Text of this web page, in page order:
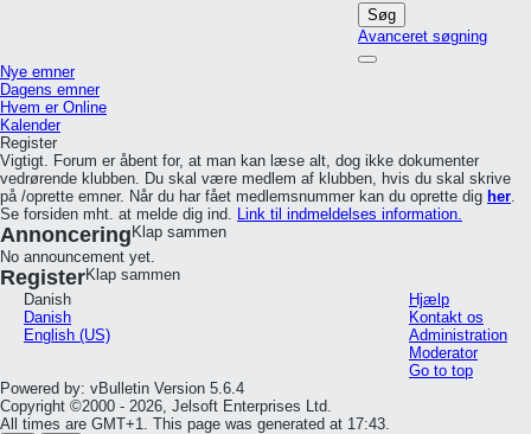
Søg
Avanceret søgning
Nye emner
Dagens emner
Hvem er Online
Kalender
Register
Vigtigt. Forum er åbent for, at man kan læse alt, dog ikke dokumenter
vedrørende klubben. Du skal være medlem af klubben, hvis du skal skrive
på /oprette emner. Når du har fået medlemsnummer kan du oprette dig her.
Se forsiden mht. at melde dig ind. Link til indmeldelses information.
Annoncering Klap sammen
No announcement yet.
RegisterKlap sammen
Danish
Danish
English (US)
Hjælp
Kontakt os
Administration
Moderator
Go to top
Powered by: vBulletin Version 5.6.4
Copyright ©2000 - 2026, Jelsoft Enterprises Ltd.
All times are GMT+1. This page was generated at 17:43.